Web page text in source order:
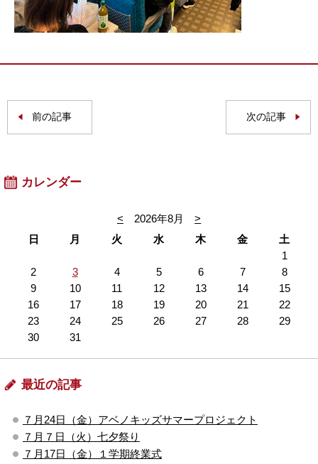
前の記事 次の記事
カレンダー
< 2026年8月
>
日
月 火 水 木 金
土
1
2
3 4 5 6 7
8
9
10 11 12 13 14
15
16
17 18 19 20 21
22
23
24 25 26 27 28
29
30
31
最近の記事
７月24日（金）アベノキッズサマープロジェクト
７月７日（火）七夕祭り
７月17日（金）１学期終業式